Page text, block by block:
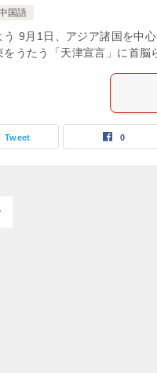
国語
9月1日、アジア諸国を中
をうたう「天津宣言」に首
Tweet 0